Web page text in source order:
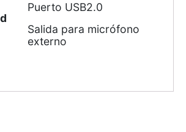
Puerto USB2.0
Salida para micrófono
externo